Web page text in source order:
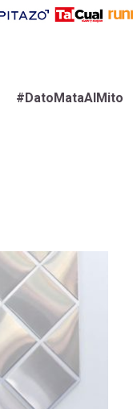
#DatoMataAlMito